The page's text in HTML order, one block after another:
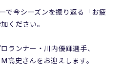
で今シーズンを振り返る「お疲
ください。
ランナー・川内優輝選手、
高史さんをお迎えします。